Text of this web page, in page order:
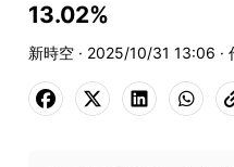
13.02%
新時空 · 2025/10/31 13:06 ·